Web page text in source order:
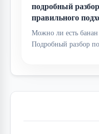
подробный
правильного
Можно ли есть
Подробный разбор